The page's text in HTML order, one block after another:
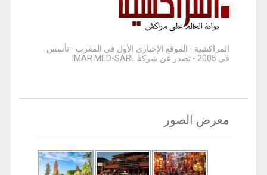
المراكشية - الموقع الإخباري الأول في المغرب - تأسس
في 2005 - تصدر عن شركة IMAR MED-SARL
معرض الصور